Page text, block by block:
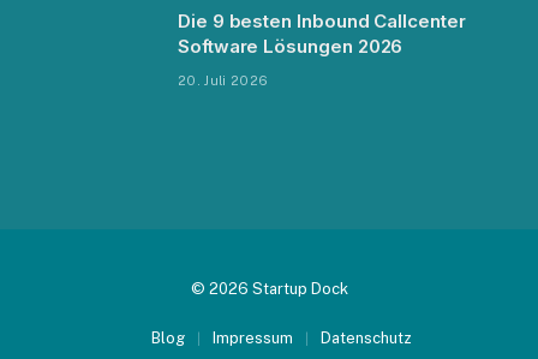
Die 9 besten Inbound Callcenter
Software Lösungen 2026
20. Juli 2026
© 2026 Startup Dock
Blog Impressum Datenschutz